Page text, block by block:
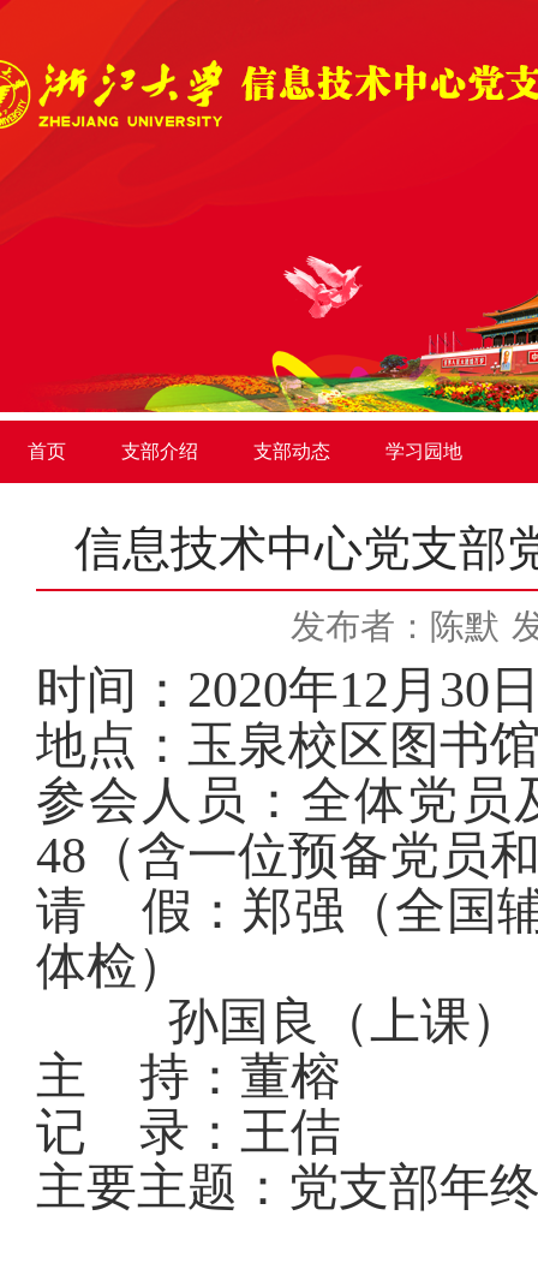
首页 支部介绍 支部动态 学习园地
信息技术中心党支部
发布者：陈默
时间： 2020年12 月 30
地点：玉泉校区图书
参会人员：全体党员
48（含一位预备党员
请
假：郑强（全国
体检）
孙国良（上课）
主
持：董榕
记
录：王佶
主要主题：党支部年